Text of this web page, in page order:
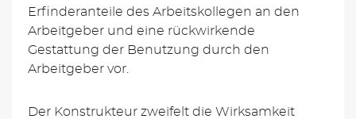
Erfinderanteile des Arbeitskollegen an den
Arbeitgeber und eine rückwirkende
Gestattung der Benutzung durch den
Arbeitgeber vor.
Der Konstrukteur zweifelt die Wirksamkeit